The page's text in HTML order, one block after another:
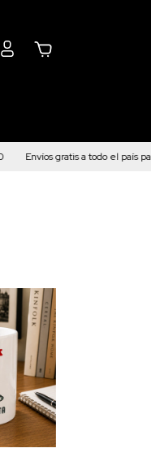
Envíos gratis a todo el país para